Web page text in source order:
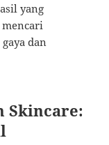
yang
dan
Skincare: